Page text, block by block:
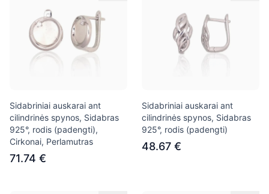
Sidabriniai auskarai ant
cilindrinės spynos, Sidabras
925°, rodis (padengti),
Cirkonai, Perlamutras
71.74 €
Sidabriniai auskarai ant
cilindrinės spynos, Sidabras
925°, rodis (padengti)
48.67 €